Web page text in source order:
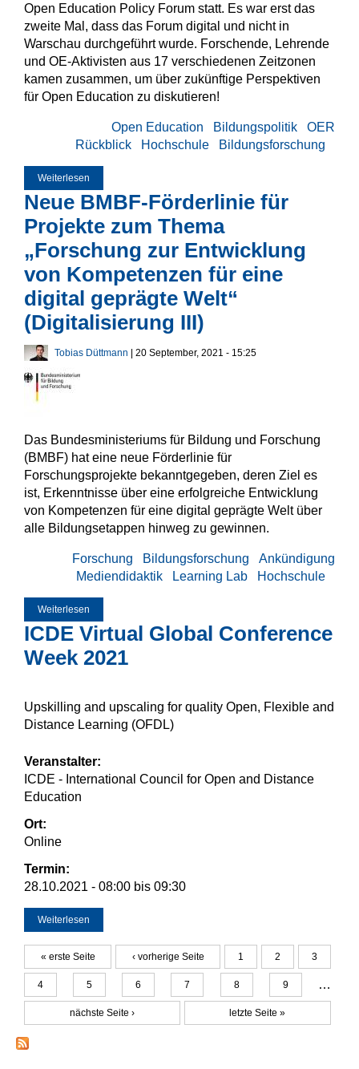
Open Education Policy Forum statt. Es war erst das
zweite Mal, dass das Forum digital und nicht in
Warschau durchgeführt wurde. Forschende, Lehrende
und OE-Aktivisten aus 17 verschiedenen Zeitzonen
kamen zusammen, um über zukünftige Perspektiven
für Open Education zu diskutieren!
OER
Bildungspolitik
Open Education
Bildungsforschung
Hochschule
Rückblick
Weiterlesen
Neue BMBF-Förderlinie für
Projekte zum Thema
„Forschung zur Entwicklung
von Kompetenzen für eine
digital geprägte Welt“
(Digitalisierung III)
Tobias Düttmann | 20 September, 2021 - 15:25
Das Bundesministeriums für Bildung und Forschung
(BMBF) hat eine neue Förderlinie für
Forschungsprojekte bekanntgegeben, deren Ziel es
ist, Erkenntnisse über eine erfolgreiche Entwicklung
von Kompetenzen für eine digital geprägte Welt über
alle Bildungsetappen hinweg zu gewinnen.
Ankündigung
Bildungsforschung
Forschung
Hochschule
Learning Lab
Mediendidaktik
Weiterlesen
digital geprägte Welt“ (Digitalisierung III)
ICDE Virtual Global Conference
Week 2021
Upskilling and upscaling for quality Open, Flexible and
Distance Learning (OFDL)
Veranstalter:
ICDE - International Council for Open and Distance
Education
Ort:
Online
Termin:
28.10.2021 - 08:00 bis 09:30
Weiterlesen
Seiten
« erste Seite ‹ vorherige Seite 1 2 3
4 5 6 7 8 9 …
nächste Seite › letzte Seite »